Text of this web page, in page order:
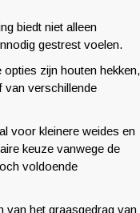
biedt niet alleen
gestrest voelen.
zijn houten hekken,
van verschillende
voor kleinere weides en
keuze vanwege de
voldoende
van het graasgedrag van